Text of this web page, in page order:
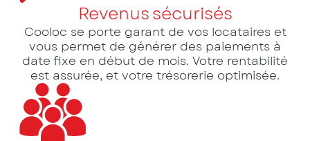
Revenus sécurisés
Cooloc se porte garant de vos locataires et
vous permet de générer des paiements à
date fixe en début de mois. Votre rentabilité
est assurée, et votre trésorerie optimisée.